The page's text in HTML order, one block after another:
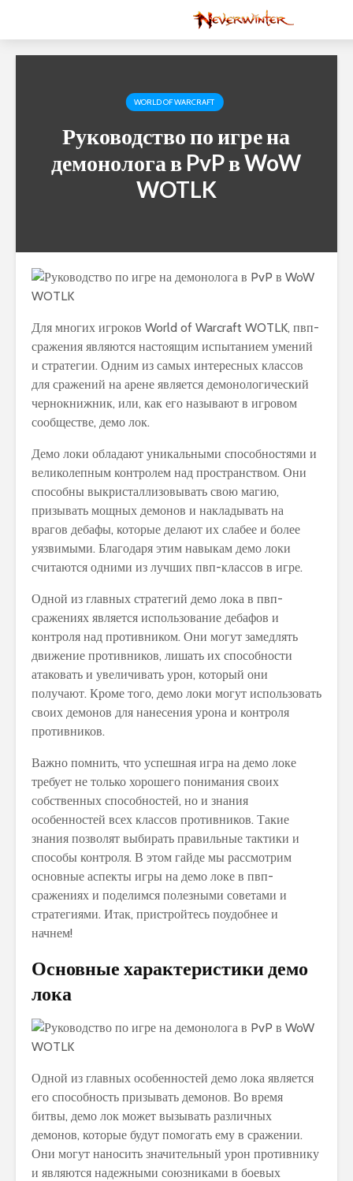
WORLD OF WARCRAFT
Руководство по игре на
демонолога в PvP в WoW
WOTLK
Для многих игроков World of Warcraft WOTLK, пвп-
сражения являются настоящим испытанием умений
и стратегии. Одним из самых интересных классов
для сражений на арене является демонологический
чернокнижник, или, как его называют в игровом
сообществе, демо лок.
Демо локи обладают уникальными способностями и
великолепным контролем над пространством. Они
способны выкристаллизовывать свою магию,
призывать мощных демонов и накладывать на
врагов дебафы, которые делают их слабее и более
уязвимыми. Благодаря этим навыкам демо локи
считаются одними из лучших пвп-классов в игре.
Одной из главных стратегий демо лока в пвп-
сражениях является использование дебафов и
контроля над противником. Они могут замедлять
движение противников, лишать их способности
атаковать и увеличивать урон, который они
получают. Кроме того, демо локи могут использовать
своих демонов для нанесения урона и контроля
противников.
Важно помнить, что успешная игра на демо локе
требует не только хорошего понимания своих
собственных способностей, но и знания
особенностей всех классов противников. Такие
знания позволят выбирать правильные тактики и
способы контроля. В этом гайде мы рассмотрим
основные аспекты игры на демо локе в пвп-
сражениях и поделимся полезными советами и
стратегиями. Итак, пристройтесь поудобнее и
начнем!
Основные характеристики демо
лока
Одной из главных особенностей демо лока является
его способность призывать демонов. Во время
битвы, демо лок может вызывать различных
демонов, которые будут помогать ему в сражении.
Они могут наносить значительный урон противнику
и являются надежными союзниками в боевых